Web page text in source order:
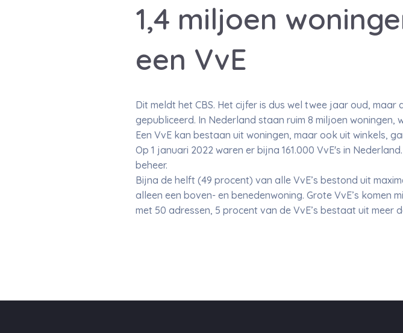
1,4 miljoen
een VvE
Dit meldt het CBS. Het cijfer is dus wel twee jaar oud, maar
gepubliceerd. In Nederland staan ruim 8 miljoen woningen,
Een VvE kan bestaan uit woningen, maar ook uit winkels,
Op 1 januari 2022 waren er bijna 161.000 VvE's in
beheer.
Bijna de helft (49 procent) van alle VvE’s bestond uit
alleen een boven- en benedenwoning. Grote VvE’s komen
met 50 adressen, 5 procent van de VvE’s bestaat uit meer